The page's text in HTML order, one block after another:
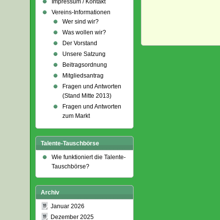
Impressum / Kontakt
Vereins-Informationen
Wer sind wir?
Was wollen wir?
Der Vorstand
Unsere Satzung
Beitragsordnung
Mitgliedsantrag
Fragen und Antworten
(Stand Mitte 2013)
Fragen und Antworten
zum Markt
Talente-Tauschbörse
Wie funktioniert die Talente-
Tauschbörse?
Archiv
Januar 2026
Dezember 2025